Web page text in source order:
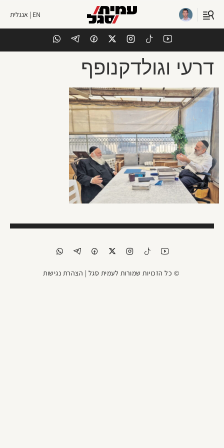
EN | אנגלית
דרעי וגולדקנופף
© כל הזכויות שמורות לעמית סגל | הצהרת נגישות